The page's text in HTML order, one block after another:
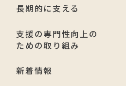
長期的に支える
支援の専門性向上の
ための取り組み
新着情報